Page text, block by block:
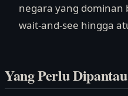
negara yang dominan
wait-and-see hingga
Yang Perlu Dipantau